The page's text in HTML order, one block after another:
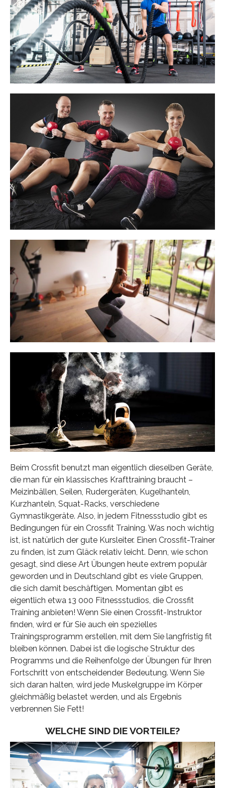
Beim Crossfit benutzt man eigentlich dieselben Geräte,
die man für ein klassisches Krafttraining braucht –
Meizinbällen, Seilen, Rudergeräten, Kugelhanteln,
Kurzhanteln, Squat-Racks, verschiedene
Gymnastikgeräte. Also, in jedem Fitnessstudio gibt es
Bedingungen für ein Crossfit Training. Was noch wichtig
ist, ist natürlich der gute Kursleiter. Einen Crossfit-Trainer
zu finden, ist zum Gläck relativ leicht. Denn, wie schon
gesagt, sind diese Art Übungen heute extrem populär
geworden und in Deutschland gibt es viele Gruppen,
die sich damit beschäftigen. Momentan gibt es
eigentlich etwa 13 000 Fitnessstudios, die Crossfit
Training anbieten! Wenn Sie einen Crossfit-Instruktor
finden, wird er für Sie auch ein spezielles
Trainingsprogramm erstellen, mit dem Sie langfristig fit
bleiben können. Dabei ist die logische Struktur des
Programms und die Reihenfolge der Übungen für Ihren
Fortschritt von entscheidender Bedeutung. Wenn Sie
sich daran halten, wird jede Muskelgruppe im Körper
gleichmäßig belastet werden, und als Ergebnis
verbrennen Sie Fett!
WELCHE SIND DIE VORTEILE?